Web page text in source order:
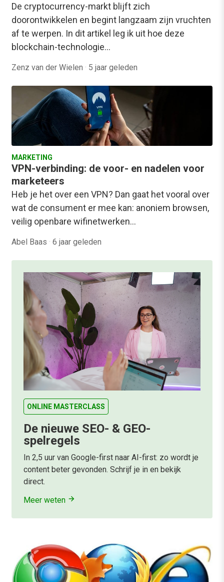
De cryptocurrency-markt blijft zich
doorontwikkelen en begint langzaam zijn vruchten
af te werpen. In dit artikel leg ik uit hoe deze
blockchain-technologie…
Zenz van der Wielen · 5 jaar geleden
MARKETING
VPN-verbinding: de voor- en nadelen voor
marketeers
Heb je het over een VPN? Dan gaat het vooral over
wat de consument er mee kan: anoniem browsen,
veilig openbare wifinetwerken…
Abel Baas · 6 jaar geleden
ONLINE MASTERCLASS
De nieuwe SEO- & GEO-
spelregels
In 2,5 uur van Google-first naar AI-first: zo wordt je
content beter gevonden. Schrijf je in en bekijk
direct.
Meer weten